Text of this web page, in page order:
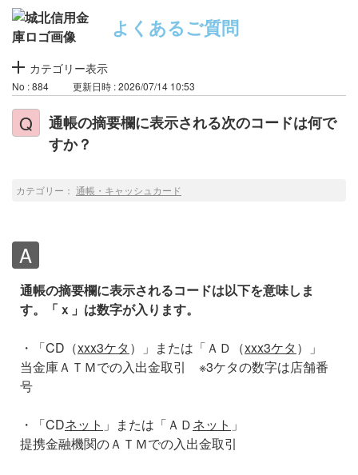
よくあるご質問
カテゴリー表示
No : 884 更新日時 : 2026/07/14 10:53
通帳の摘要欄に表示される次のコードは何で
すか？
カテゴリー： 通帳・キャッシュカード
通帳の摘要欄に表示されるコードは以下を意味しま
す。「ｘ」は数字が入ります。
・「CD（xxx3ケタ）」または「ＡＤ（xxx3ケタ）」
当金庫ＡＴＭでの入出金取引 ※3ケタの数字は店舗番
号
・「CDネット 」または「ＡＤネット 」
提携金融機関のＡＴＭでの入出金取引